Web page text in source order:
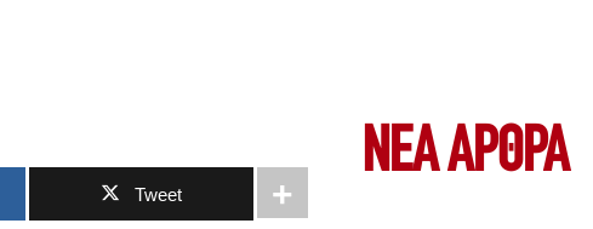
Tweet
ΝΕΑ ΆΡΘΡΑ